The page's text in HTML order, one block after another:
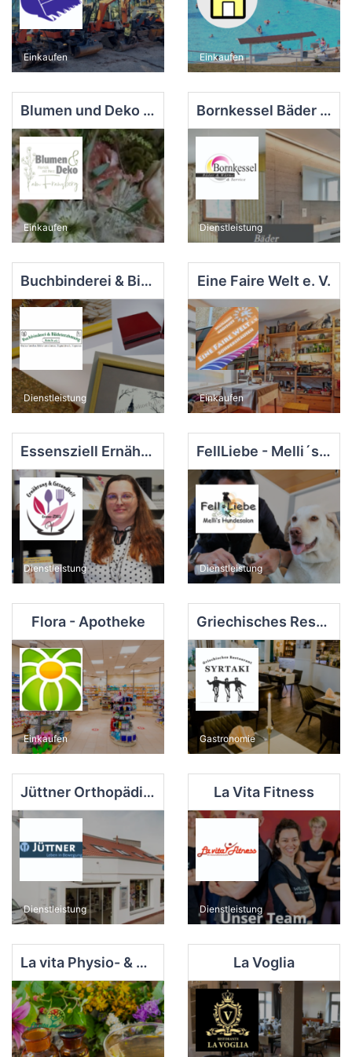
Einkaufen Einkaufen
Blumen und Deko am Franzberg
Einkaufen
Bornkessel Bäder & Wärme & Service
Dienstleistung
Buchbinderei & Bildeinrahmung Koch eG
Dienstleistung
Eine Faire Welt e. V.
Einkaufen
Essensziell Ernährung und Gesundheit Doreen Vogt
Dienstleistung
FellLiebe - Melli´s Hundesalon
Dienstleistung
Flora - Apotheke
Einkaufen
Griechisches Restaurant Syrtaki
Gastronomie
Jüttner Orthopädie KG
Dienstleistung
La Vita Fitness
Dienstleistung
La vita Physio- & Naturtherapie La Voglia